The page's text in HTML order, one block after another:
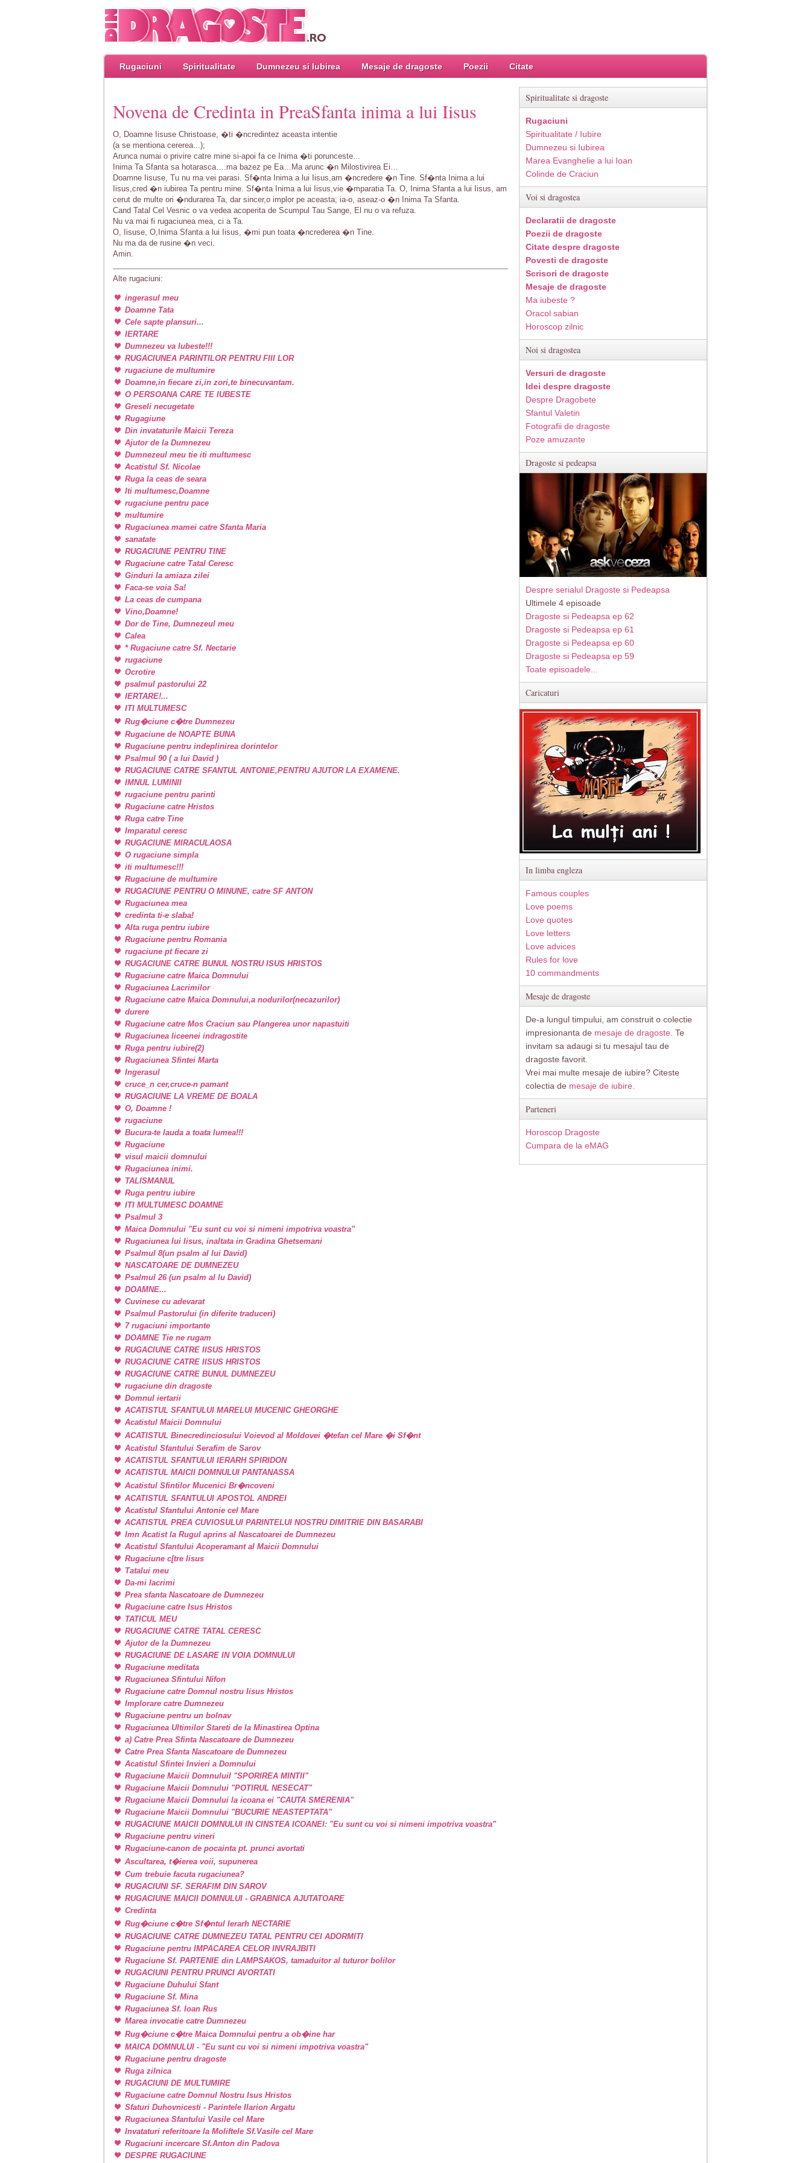
Rugaciuni Spiritualitate Dumnezeu si Iubirea Mesaje de dragoste Poezii Citate
Novena de Credinta in PreaSfanta inima a lui Iisus
O, Doamne Iisuse Christoase, �ti �ncredintez aceasta intentie
(a se mentiona cererea...);
Arunca numai o privire catre mine si-apoi fa ce Inima �ti porunceste...
Inima Ta Sfanta sa hotarasca….ma bazez pe Ea…Ma arunc �n Milostivirea Ei…
Doamne Iisuse, Tu nu ma vei parasi. Sf�nta Inima a lui Iisus,am �ncredere �n Tine. Sf�nta Inima a lui
Iisus,cred �n iubirea Ta pentru mine. Sf�nta Inima a lui Iisus,vie �mparatia Ta. O, Inima Sfanta a lui Iisus, am
cerut de multe ori �ndurarea Ta, dar sincer,o implor pe aceasta; ia-o, aseaz-o �n Inima Ta Sfanta.
Cand Tatal Cel Vesnic o va vedea acoperita de Scumpul Tau Sange, El nu o va refuza.
Nu va mai fi rugaciunea mea, ci a Ta.
O, Iisuse, O,Inima Sfanta a lui Iisus, �mi pun toata �ncrederea �n Tine.
Nu ma da de rusine �n veci.
Amin.
Alte rugaciuni:
ingerasul meu
Doamne Tata
Cele sapte plansuri...
IERTARE
Dumnezeu va Iubeste!!!
RUGACIUNEA PARINTILOR PENTRU FIII LOR
rugaciune de multumire
Doamne,in fiecare zi,in zori,te binecuvantam.
O PERSOANA CARE TE IUBESTE
Greseli necugetate
Rugagiune
Din invataturile Maicii Tereza
Ajutor de la Dumnezeu
Dumnezeul meu tie iti multumesc
Acatistul Sf. Nicolae
Ruga la ceas de seara
Iti multumesc,Doamne
rugaciune pentru pace
multumire
Rugaciunea mamei catre Sfanta Maria
sanatate
RUGACIUNE PENTRU TINE
Rugaciune catre Tatal Ceresc
Ginduri la amiaza zilei
Faca-se voia Sa!
La ceas de cumpana
Vino,Doamne!
Dor de Tine, Dumnezeul meu
Calea
* Rugaciune catre Sf. Nectarie
rugaciune
Ocrotire
psalmul pastorului 22
IERTARE!...
ITI MULTUMESC
Rug�ciune c�tre Dumnezeu
Rugaciune de NOAPTE BUNA
Rugaciune pentru indeplinirea dorintelor
Psalmul 90 ( a lui David )
RUGACIUNE CATRE SFANTUL ANTONIE,PENTRU AJUTOR LA EXAMENE.
IMNUL LUMINII
rugaciune pentru parinti
Rugaciune catre Hristos
Ruga catre Tine
Imparatul ceresc
RUGACIUNE MIRACULAOSA
O rugaciune simpla
iti multumesc!!!
Rugaciune de multumire
RUGACIUNE PENTRU O MINUNE, catre SF ANTON
Rugaciunea mea
credinta ti-e slaba!
Alta ruga pentru iubire
Rugaciune pentru Romania
rugaciune pt fiecare zi
RUGACIUNE CATRE BUNUL NOSTRU ISUS HRISTOS
Rugaciune catre Maica Domnului
Rugaciunea Lacrimilor
Rugaciune catre Maica Domnului,a nodurilor(necazurilor)
durere
Rugaciune catre Mos Craciun sau Plangerea unor napastuiti
Rugaciunea liceenei indragostite
Ruga pentru iubire(2)
Rugaciunea Sfintei Marta
Ingerasul
cruce_n cer,cruce-n pamant
RUGACIUNE LA VREME DE BOALA
O, Doamne !
rugaciune
Bucura-te lauda a toata lumea!!!
Rugaciune
visul maicii domnului
Rugaciunea inimi.
TALISMANUL
Ruga pentru iubire
ITI MULTUMESC DOAMNE
Psalmul 3
Maica Domnului "Eu sunt cu voi si nimeni impotriva voastra"
Rugaciunea lui Iisus, inaltata in Gradina Ghetsemani
Psalmul 8(un psalm al lui David)
NASCATOARE DE DUMNEZEU
Psalmul 26 (un psalm al lu David)
DOAMNE...
Cuvinese cu adevarat
Psalmul Pastorului (in diferite traduceri)
7 rugaciuni importante
DOAMNE Tie ne rugam
RUGACIUNE CATRE IISUS HRISTOS
RUGACIUNE CATRE IISUS HRISTOS
RUGACIUNE CATRE BUNUL DUMNEZEU
rugaciune din dragoste
Domnul iertarii
ACATISTUL SFANTULUI MARELUI MUCENIC GHEORGHE
Acatistul Maicii Domnului
ACATISTUL Binecredinciosului Voievod al Moldovei �tefan cel Mare �i Sf�nt
Acatistul Sfantului Serafim de Sarov
ACATISTUL SFANTULUI IERARH SPIRIDON
ACATISTUL MAICII DOMNULUI PANTANASSA
Acatistul Sfintilor Mucenici Br�ncoveni
ACATISTUL SFANTULUI APOSTOL ANDREI
Acatistul Sfantului Antonie cel Mare
ACATISTUL PREA CUVIOSULUI PARINTELUI NOSTRU DIMITRIE DIN BASARABI
Imn Acatist la Rugul aprins al Nascatoarei de Dumnezeu
Acatistul Sfantului Acoperamant al Maicii Domnului
Rugaciune c[tre Iisus
Tatalui meu
Da-mi lacrimi
Prea sfanta Nascatoare de Dumnezeu
Rugaciune catre Isus Hristos
TATICUL MEU
RUGACIUNE CATRE TATAL CERESC
Ajutor de la Dumnezeu
RUGACIUNE DE LASARE IN VOIA DOMNULUI
Rugaciune meditata
Rugaciunea Sfintului Nifon
Rugaciune catre Domnul nostru Iisus Hristos
Implorare catre Dumnezeu
Rugaciune pentru un bolnav
Rugaciunea Ultimilor Stareti de la Minastirea Optina
a) Catre Prea Sfinta Nascatoare de Dumnezeu
Catre Prea Sfanta Nascatoare de Dumnezeu
Acatistul Sfintei Invieri a Domnului
Rugaciune Maicii DomnuluiI "SPORIREA MINTII"
Rugaciune Maicii Domnului "POTIRUL NESECAT"
Rugaciune Maicii Domnului la icoana ei "CAUTA SMERENIA"
Rugaciune Maicii Domnului "BUCURIE NEASTEPTATA"
RUGACIUNE MAICII DOMNULUI IN CINSTEA ICOANEI: "Eu sunt cu voi si nimeni impotriva voastra"
Rugaciune pentru vineri
Rugaciune-canon de pocainta pt. prunci avortati
Ascultarea, t�ierea voii, supunerea
Cum trebuie facuta rugaciunea?
RUGACIUNI SF. SERAFIM DIN SAROV
RUGACIUNE MAICII DOMNULUI - GRABNICA AJUTATOARE
Credinta
Rug�ciune c�tre Sf�ntul Ierarh NECTARIE
RUGACIUNE CATRE DUMNEZEU TATAL PENTRU CEI ADORMITI
Rugaciune pentru IMPACAREA CELOR INVRAJBITI
Rugaciune Sf. PARTENIE din LAMPSAKOS, tamaduitor al tuturor bolilor
RUGACIUNI PENTRU PRUNCI AVORTATI
Rugaciune Duhului Sfant
Rugaciune Sf. Mina
Rugaciunea Sf. Ioan Rus
Marea invocatie catre Dumnezeu
Rug�ciune c�tre Maica Domnului pentru a ob�ine har
MAICA DOMNULUI - "Eu sunt cu voi si nimeni impotriva voastra"
Rugaciune pentru dragoste
Ruga zilnica
RUGACIUNI DE MULTUMIRE
Rugaciune catre Domnul Nostru Isus Hristos
Sfaturi Duhovnicesti - Parintele Ilarion Argatu
Rugaciunea Sfantului Vasile cel Mare
Invataturi referitoare la Moliftele Sf.Vasile cel Mare
Rugaciuni incercare Sf.Anton din Padova
DESPRE RUGACIUNE
Spiritualitate si dragoste
Rugaciuni
Spiritualitate / Iubire
Dumnezeu si Iubirea
Marea Evanghelie a lui Ioan
Colinde de Craciun
Voi si dragostea
Declaratii de dragoste
Poezii de dragoste
Citate despre dragoste
Povesti de dragoste
Scrisori de dragoste
Mesaje de dragoste
Ma iubeste ?
Oracol sabian
Horoscop zilnic
Noi si dragostea
Versuri de dragoste
Idei despre dragoste
Despre Dragobete
Sfantul Valetin
Fotografii de dragoste
Poze amuzante
Dragoste si pedeapsa
Despre serialul Dragoste si Pedeapsa
Ultimele 4 episoade
Dragoste si Pedeapsa ep 62
Dragoste si Pedeapsa ep 61
Dragoste si Pedeapsa ep 60
Dragoste si Pedeapsa ep 59
Toate episoadele...
Caricaturi
In limba engleza
Famous couples
Love poems
Love quotes
Love letters
Love advices
Rules for love
10 commandments
Mesaje de dragoste
De-a lungul timpului, am construit o colectie
impresionanta de mesaje de dragoste . Te
invitam sa adaugi si tu mesajul tau de
dragoste favorit.
Vrei mai multe mesaje de iubire? Citeste
colectia de mesaje de iubire.
Parteneri
Horoscop Dragoste
Cumpara de la eMAG